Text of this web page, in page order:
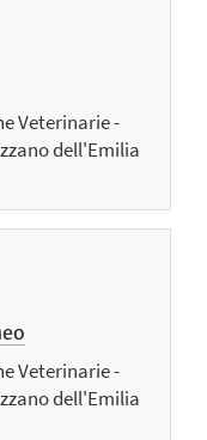
Veterinarie -
dell'Emilia
Veterinarie -
dell'Emilia